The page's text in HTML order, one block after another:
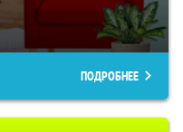
ПОДРОБНЕЕ